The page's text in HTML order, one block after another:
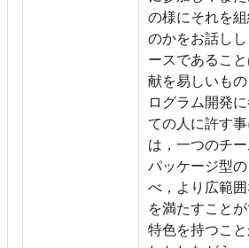
の様にそれを
のかをお話し
ースであるこ
献を易しいも
ログラム開発
ての人に許す
は，一つのチ
パッケージ型
べ，より広範
を満たすこと
特色を持つこ